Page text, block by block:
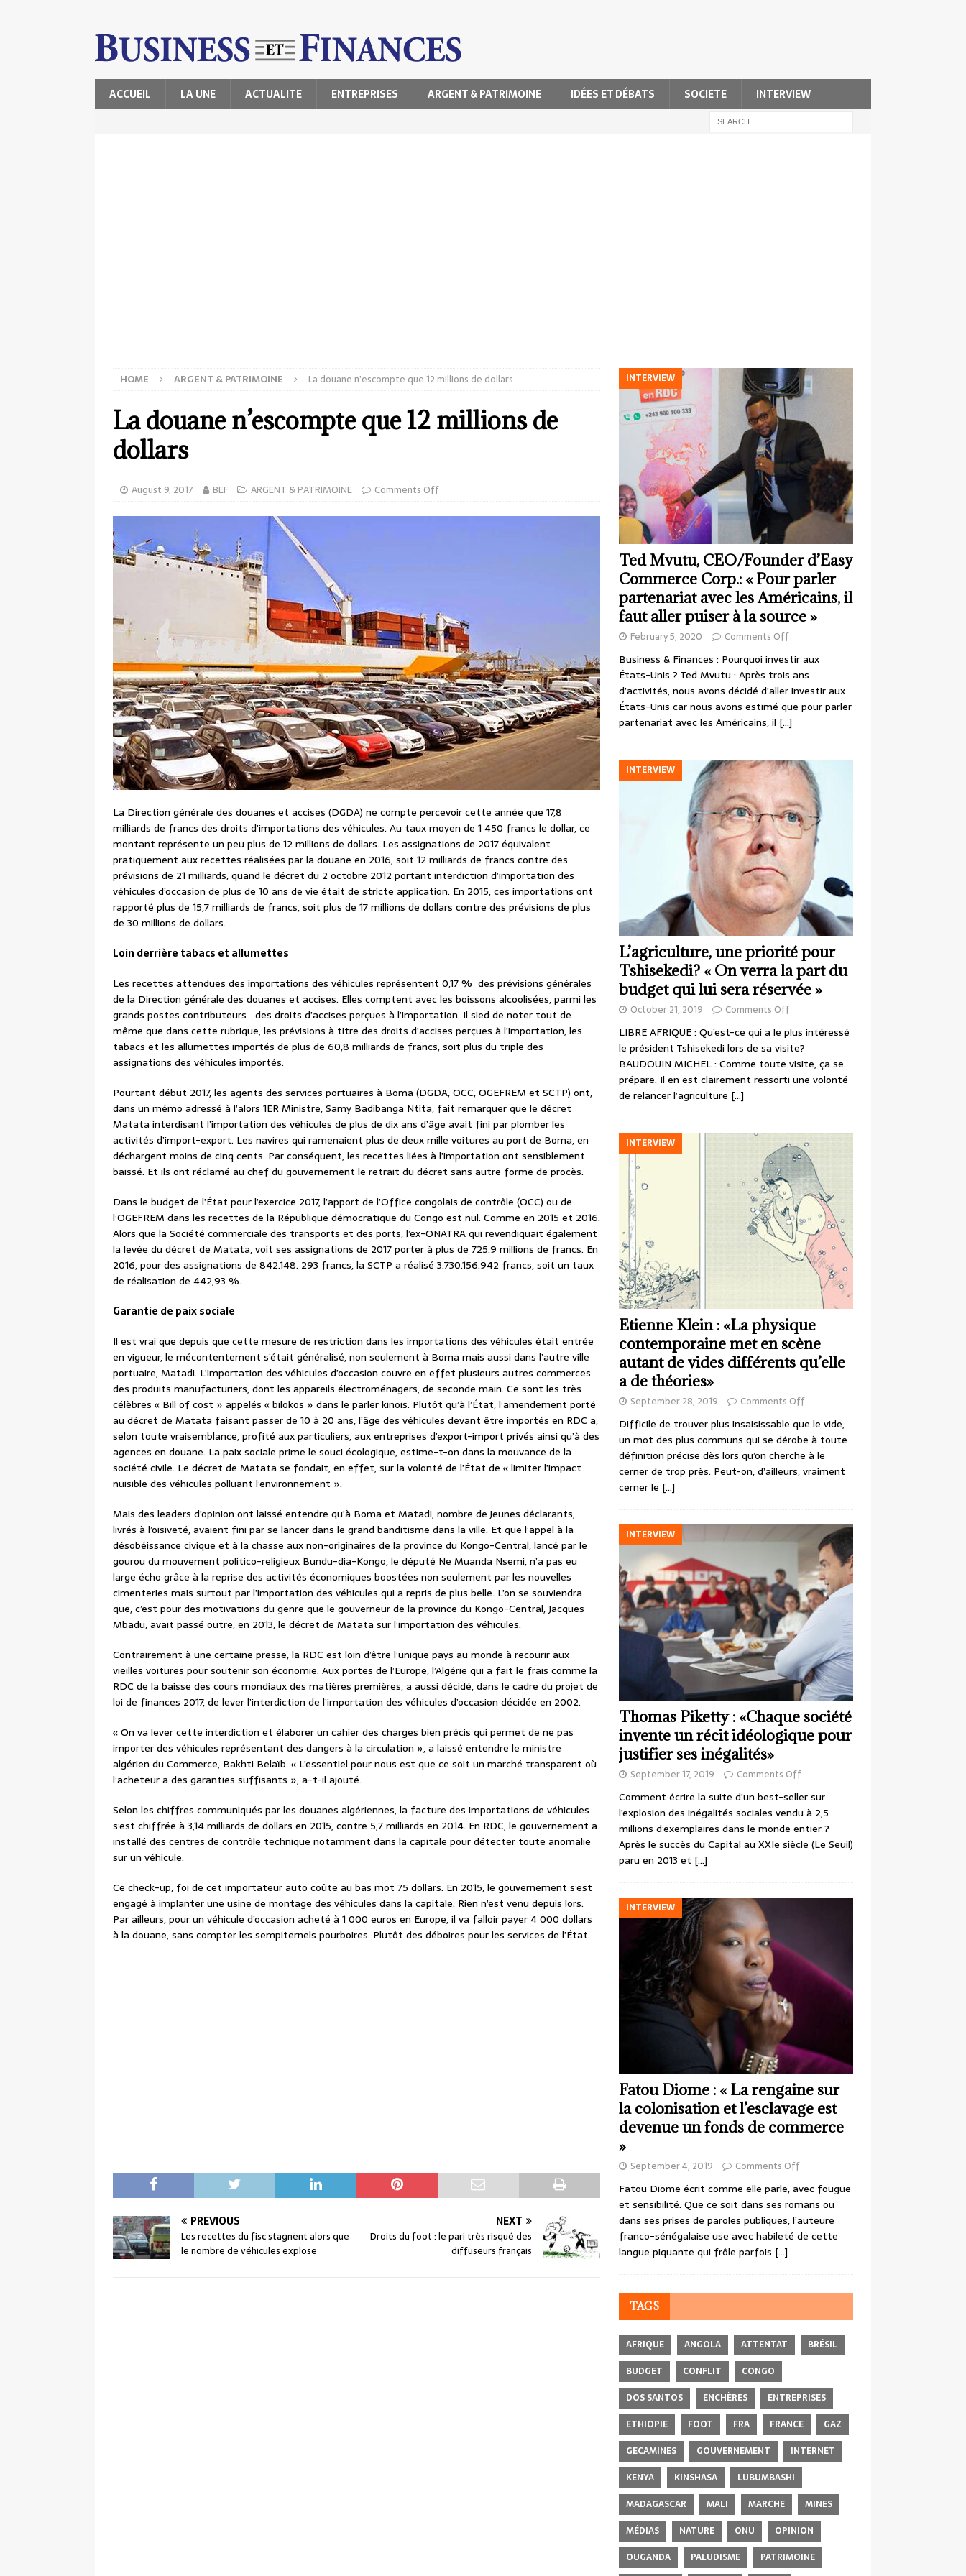
ACCUEIL LA UNE ACTUALITE ENTREPRISES ARGENT & PATRIMOINE IDÉES ET DÉBATS SOCIETE INTERVIEW
HOME ARGENT & PATRIMOINE La douane n’escompte que 12 millions de dollars
La douane n’escompte que 12 millions de
dollars
August 9, 2017 BEF ARGENT & PATRIMOINE Comments Off
La Direction générale des douanes et accises (DGDA) ne compte percevoir cette année que 17,8
milliards de francs des droits d’importations des véhicules. Au taux moyen de 1 450 francs le dollar, ce
montant représente un peu plus de 12 millions de dollars. Les assignations de 2017 équivalent
pratiquement aux recettes réalisées par la douane en 2016, soit 12 milliards de francs contre des
prévisions de 21 milliards, quand le décret du 2 octobre 2012 portant interdiction d’importation des
véhicules d’occasion de plus de 10 ans de vie était de stricte application. En 2015, ces importations ont
rapporté plus de 15,7 milliards de francs, soit plus de 17 millions de dollars contre des prévisions de plus
de 30 millions de dollars.
Loin derrière tabacs et allumettes
Les recettes attendues des importations des véhicules représentent 0,17 % des prévisions générales
de la Direction générale des douanes et accises. Elles comptent avec les boissons alcoolisées, parmi les
grands postes contributeurs des droits d’accises perçues à l’importation. Il sied de noter tout de
même que dans cette rubrique, les prévisions à titre des droits d’accises perçues à l’importation, les
tabacs et les allumettes importés de plus de 60,8 milliards de francs, soit plus du triple des
assignations des véhicules importés.
Pourtant début 2017, les agents des services portuaires à Boma (DGDA, OCC, OGEFREM et SCTP) ont,
dans un mémo adressé à l’alors 1ER Ministre, Samy Badibanga Ntita, fait remarquer que le décret
Matata interdisant l’importation des véhicules de plus de dix ans d’âge avait fini par plomber les
activités d’import-export. Les navires qui ramenaient plus de deux mille voitures au port de Boma, en
déchargent moins de cinq cents. Par conséquent, les recettes liées à l’importation ont sensiblement
baissé. Et ils ont réclamé au chef du gouvernement le retrait du décret sans autre forme de procès.
Dans le budget de l’État pour l’exercice 2017, l’apport de l’Office congolais de contrôle (OCC) ou de
l’OGEFREM dans les recettes de la République démocratique du Congo est nul. Comme en 2015 et 2016.
Alors que la Société commerciale des transports et des ports, l’ex-ONATRA qui revendiquait également
la levée du décret de Matata, voit ses assignations de 2017 porter à plus de 725.9 millions de francs. En
2016, pour des assignations de 842.148. 293 francs, la SCTP a réalisé 3.730.156.942 francs, soit un taux
de réalisation de 442,93 %.
Garantie de paix sociale
Il est vrai que depuis que cette mesure de restriction dans les importations des véhicules était entrée
en vigueur, le mécontentement s’était généralisé, non seulement à Boma mais aussi dans l’autre ville
portuaire, Matadi. L’importation des véhicules d’occasion couvre en effet plusieurs autres commerces
des produits manufacturiers, dont les appareils électroménagers, de seconde main. Ce sont les très
célèbres « Bill of cost » appelés « bilokos » dans le parler kinois. Plutôt qu’à l’État, l’amendement porté
au décret de Matata faisant passer de 10 à 20 ans, l’âge des véhicules devant être importés en RDC a,
selon toute vraisemblance, profité aux particuliers, aux entreprises d’export-import privés ainsi qu’à des
agences en douane. La paix sociale prime le souci écologique, estime-t-on dans la mouvance de la
société civile. Le décret de Matata se fondait, en effet, sur la volonté de l’État de « limiter l’impact
nuisible des véhicules polluant l’environnement ».
Mais des leaders d’opinion ont laissé entendre qu’à Boma et Matadi, nombre de jeunes déclarants,
livrés à l’oisiveté, avaient fini par se lancer dans le grand banditisme dans la ville. Et que l’appel à la
désobéissance civique et à la chasse aux non-originaires de la province du Kongo-Central, lancé par le
gourou du mouvement politico-religieux Bundu-dia-Kongo, le député Ne Muanda Nsemi, n’a pas eu
large écho grâce à la reprise des activités économiques boostées non seulement par les nouvelles
cimenteries mais surtout par l’importation des véhicules qui a repris de plus belle. L’on se souviendra
que, c’est pour des motivations du genre que le gouverneur de la province du Kongo-Central, Jacques
Mbadu, avait passé outre, en 2013, le décret de Matata sur l’importation des véhicules.
Contrairement à une certaine presse, la RDC est loin d’être l’unique pays au monde à recourir aux
vieilles voitures pour soutenir son économie. Aux portes de l’Europe, l’Algérie qui a fait le frais comme la
RDC de la baisse des cours mondiaux des matières premières, a aussi décidé, dans le cadre du projet de
loi de finances 2017, de lever l’interdiction de l’importation des véhicules d’occasion décidée en 2002.
« On va lever cette interdiction et élaborer un cahier des charges bien précis qui permet de ne pas
importer des véhicules représentant des dangers à la circulation », a laissé entendre le ministre
algérien du Commerce, Bakhti Belaïb. « L’essentiel pour nous est que ce soit un marché transparent où
l’acheteur a des garanties suffisants », a-t-il ajouté.
Selon les chiffres communiqués par les douanes algériennes, la facture des importations de véhicules
s’est chiffrée à 3,14 milliards de dollars en 2015, contre 5,7 milliards en 2014. En RDC, le gouvernement a
installé des centres de contrôle technique notamment dans la capitale pour détecter toute anomalie
sur un véhicule.
Ce check-up, foi de cet importateur auto coûte au bas mot 75 dollars. En 2015, le gouvernement s’est
engagé à implanter une usine de montage des véhicules dans la capitale. Rien n’est venu depuis lors.
Par ailleurs, pour un véhicule d’occasion acheté à 1 000 euros en Europe, il va falloir payer 4 000 dollars
à la douane, sans compter les sempiternels pourboires. Plutôt des déboires pour les services de l’État.
PREVIOUS
Les recettes du fisc stagnent alors que
le nombre de véhicules explose
NEXT
Droits du foot : le pari très risqué des
diffuseurs français
INTERVIEW
Ted Mvutu, CEO/Founder d’Easy
Commerce Corp.: « Pour parler
partenariat avec les Américains, il
faut aller puiser à la source »
February 5, 2020 Comments Off
Business & Finances : Pourquoi investir aux
États-Unis ? Ted Mvutu : Après trois ans
d’activités, nous avons décidé d’aller investir aux
États-Unis car nous avons estimé que pour parler
partenariat avec les Américains, il […]
INTERVIEW
L’agriculture, une priorité pour
Tshisekedi? « On verra la part du
budget qui lui sera réservée »
October 21, 2019 Comments Off
LIBRE AFRIQUE : Qu’est-ce qui a le plus intéressé
le président Tshisekedi lors de sa visite?
BAUDOUIN MICHEL : Comme toute visite, ça se
prépare. Il en est clairement ressorti une volonté
de relancer l’agriculture […]
INTERVIEW
Etienne Klein : «La physique
contemporaine met en scène
autant de vides différents qu’elle
a de théories»
September 28, 2019 Comments Off
Difficile de trouver plus insaisissable que le vide,
un mot des plus communs qui se dérobe à toute
définition précise dès lors qu’on cherche à le
cerner de trop près. Peut-on, d’ailleurs, vraiment
cerner le […]
INTERVIEW
Thomas Piketty : «Chaque société
invente un récit idéologique pour
justifier ses inégalités»
September 17, 2019 Comments Off
Comment écrire la suite d’un best-seller sur
l’explosion des inégalités sociales vendu à 2,5
millions d’exemplaires dans le monde entier ?
Après le succès du Capital au XXIe siècle (Le Seuil)
paru en 2013 et […]
INTERVIEW
Fatou Diome : « La rengaine sur
la colonisation et l’esclavage est
devenue un fonds de commerce
»
September 4, 2019 Comments Off
Fatou Diome écrit comme elle parle, avec fougue
et sensibilité. Que ce soit dans ses romans ou
dans ses prises de paroles publiques, l’auteure
franco-sénégalaise use avec habileté de cette
langue piquante qui frôle parfois […]
TAGS
AFRIQUE ANGOLA ATTENTAT
BRÉSIL
BUDGET
CONFLIT
CONGO
DOS SANTOS
ENCHÈRES
ENTREPRISES
ETHIOPIE
FOOT FRA FRANCE
GAZ
GECAMINES
GOUVERNEMENT
INTERNET
KENYA
KINSHASA
LUBUMBASHI
MADAGASCAR
MALI MARCHE
MINES
MÉDIAS
NATURE ONU
OPINION
OUGANDA
PALUDISME PATRIMOINE